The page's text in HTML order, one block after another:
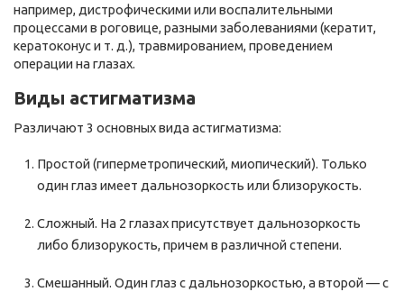
например, дистрофическими или воспалительными
процессами в роговице, разными заболеваниями (кератит,
кератоконус и т. д.), травмированием, проведением
операции на глазах.
Виды астигматизма
Различают 3 основных вида астигматизма:
Простой (гиперметропический, миопический). Только
один глаз имеет дальнозоркость или близорукость.
Сложный. На 2 глазах присутствует дальнозоркость
либо близорукость, причем в различной степени.
Смешанный. Один глаз с дальнозоркостью, а второй — с